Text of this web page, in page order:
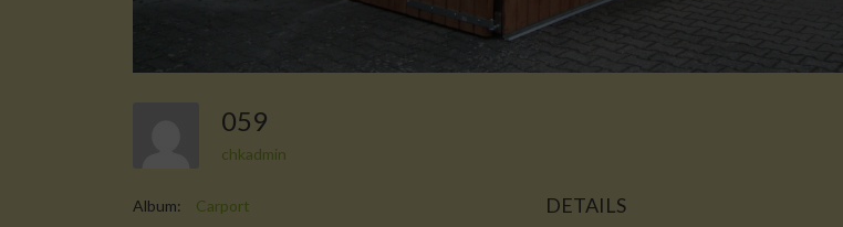
059
chkadmin
Album: Carport DETAILS